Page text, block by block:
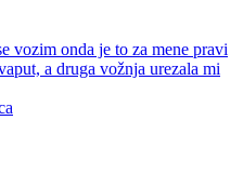
vozim onda je to za mene pravi
a druga vožnja urezala mi